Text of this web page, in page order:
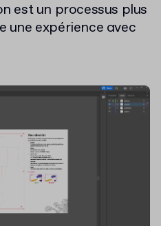
est un processus plus
une expérience avec